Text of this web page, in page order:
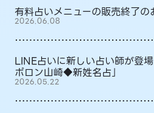
有料占いメニューの販売終了の
2026.06.08
LINE占いに新しい占い師が登
ポロン山崎◆新姓名占」
2026.05.22